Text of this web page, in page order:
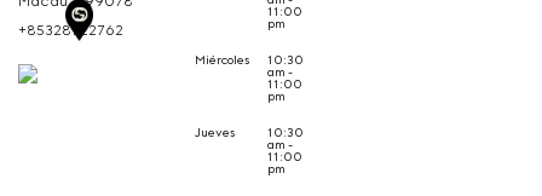
+85328722762
11:00
pm
Miércoles 10:30
am -
11:00
pm
Jueves 10:30
am -
11:00
pm